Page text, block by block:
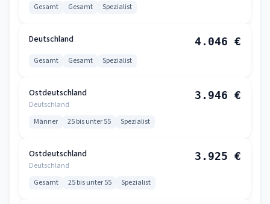
Gesamt Gesamt Spezialist
Deutschland 4.046 €
Gesamt Gesamt Spezialist
Ostdeutschland
Deutschland
3.946 €
Männer 25 bis unter 55 Spezialist
Ostdeutschland
Deutschland
3.925 €
Gesamt 25 bis unter 55 Spezialist